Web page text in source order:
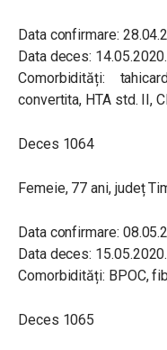
Data confirmare:
Data deces: 14.05.2020.
Comorbidități:
convertita, HTA std. II,
Deces 1064
Femeie, 77 ani, județ
Data confirmare:
Data deces: 15.05.2020.
Comorbidități: BPOC,
Deces 1065